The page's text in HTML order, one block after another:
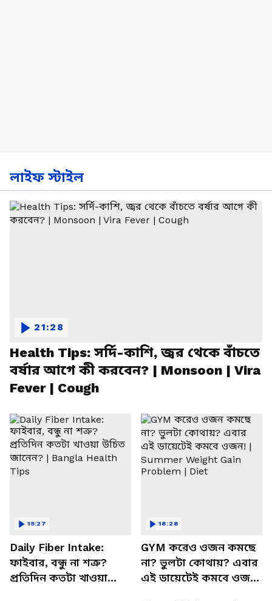
লাইফ স্টাইল
Health Tips: সর্দি-কাশি, জ্বর থেকে বাঁচতে
বর্ষার আগে কী করবেন? | Monsoon | Vira
Fever | Cough
21:28
Daily Fiber Intake:
ফাইবার, বন্ধু না শত্রু?
প্রতিদিন কতটা খাওয়া
19:27
GYM করেও ওজন কমছে
না? ভুলটা কোথায়? এবার
এই ডায়েটেই কমবে ওজন!
18:28